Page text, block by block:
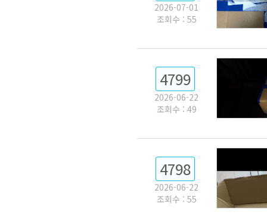
2026-07-01
조회수 : 55
4799
2026-06-22
조회수 : 49
4798
2026-06-22
조회수 : 55